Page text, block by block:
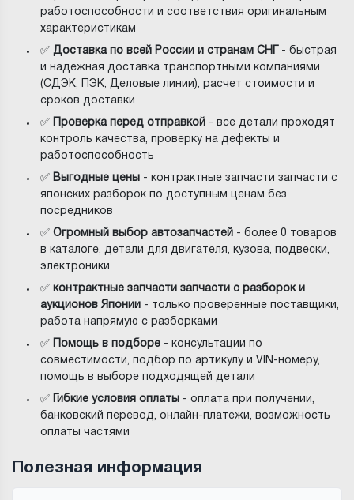
работоспособности и соответствия оригинальным
характеристикам
✅Доставка по всей России и странам СНГ
- быстрая
и надежная доставка транспортными компаниями
(СДЭК, ПЭК, Деловые линии), расчет стоимости и
сроков доставки
✅ Проверка перед отправкой - все детали проходят
контроль качества, проверку на дефекты и
работоспособность
✅ Выгодные цены - контрактные запчасти запчасти с
японских разборок по доступным ценам без
посредников
✅Огромный выбор автозапчастей - более 0 товаров
в каталоге, детали для двигателя, кузова, подвески,
электроники
✅ контрактные запчасти запчасти с разборок и
аукционов Японии - только проверенные поставщики,
работа напрямую с разборками
✅ Помощь в подборе - консультации по
совместимости, подбор по артикулу и VIN-номеру,
помощь в выборе подходящей детали
✅ Гибкие условия оплаты - оплата при получении,
банковский перевод, онлайн-платежи, возможность
оплаты частями
Полезная информация